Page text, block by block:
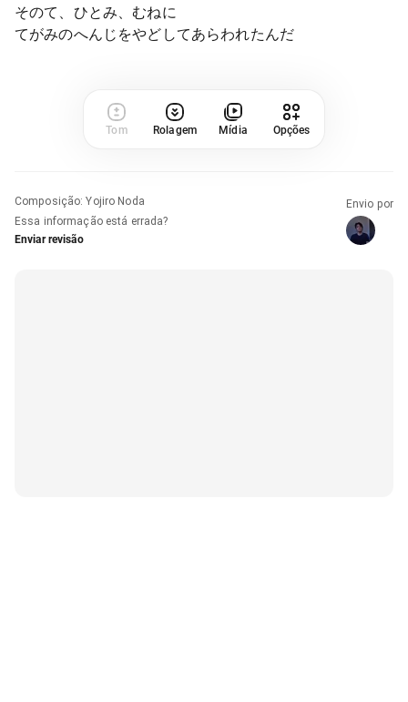
そのて、ひとみ、むねに
てがみのへんじをやどしてあらわれたんだ
Tom Rolagem Mídia Opções
Composição:Yojiro Noda
Essa informação está errada?
Enviar revisão
Envio por